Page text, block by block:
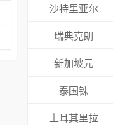
沙特里亚尔
瑞典克朗
新加坡元
泰国铢
土耳其里拉